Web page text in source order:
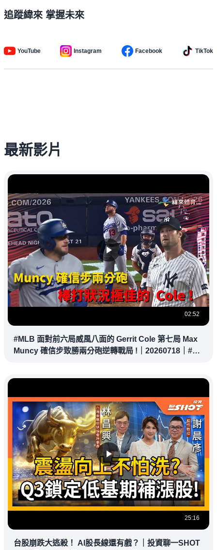
追蹤緯來 掌握未來
YouTube Instagram Facebook TikTok
最新影片
02:52
#MLB 面對前六局威風八面的 Gerrit Cole 第七局 Max
Muncy 確信步致勝兩分砲逆轉戰局 !｜20260718｜#洛
25:16
台股崩跌大逃殺！ AI股長線還有戲？｜投資聊一SHOT